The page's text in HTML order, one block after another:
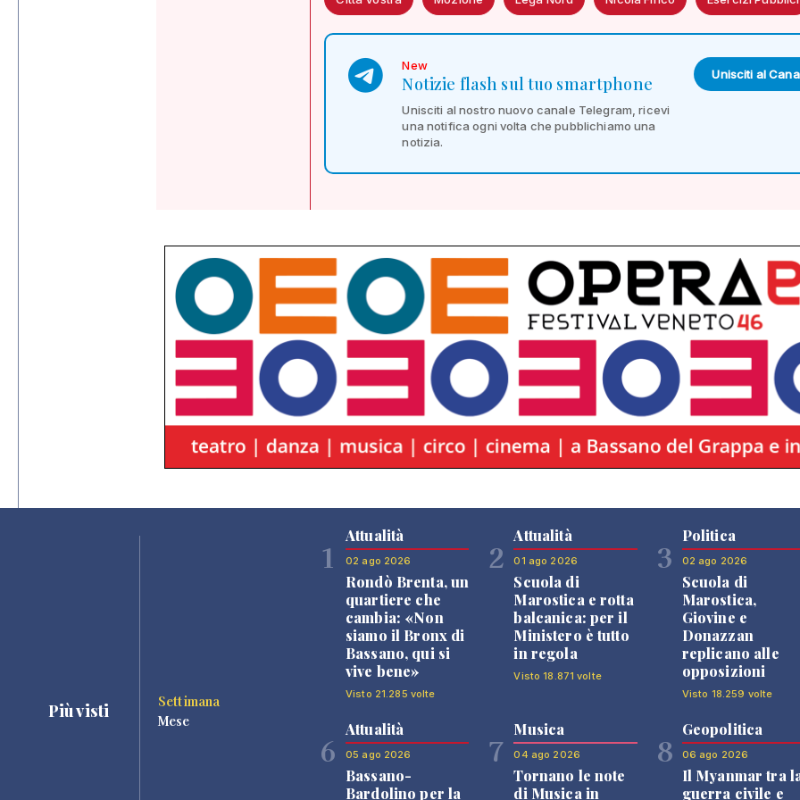
New
Notizie flash sul tuo smartphone
Unisciti al nostro nuovo canale Telegram, ricevi
una notifica ogni volta che pubblichiamo una
notizia.
Unisciti al
Più visti
Settimana
Mese
1
Attualità
02 ago 2026
Rondò Brenta, un
quartiere che
cambia: «Non
siamo il Bronx di
Bassano, qui si
vive bene»
Visto 21.285 volte
2
Attualità
01 ago 2026
Scuola di
Marostica e rotta
balcanica: per il
Ministero è tutto
in regola
Visto 18.871 volte
3
Politica
02 ago 2026
Scuola di
Marostica,
Giovine e
Donazzan
replicano alle
opposizioni
Visto 18.259 volte
6
Attualità
05 ago 2026
Bassano-
Bardolino per la
7
Musica
04 ago 2026
Tornano le note
di Musica in
8
Geopolitica
06 ago 2026
Il Myanmar tra
guerra civile e